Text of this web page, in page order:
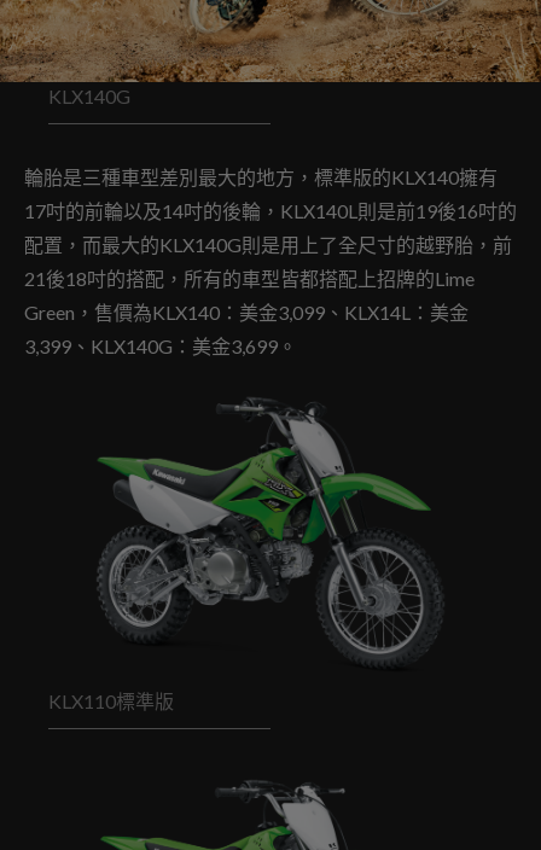
KLX140G
輪胎是三種車型差別最大的地方，標準版的KLX140擁有
17吋的前輪以及14吋的後輪，KLX140L則是前19後16吋的
配置，而最大的KLX140G則是用上了全尺寸的越野胎，前
21後18吋的搭配，所有的車型皆都搭配上招牌的Lime
Green，售價為KLX140：美金3,099、KLX14L：美金
3,399、KLX140G：美金3,699。
KLX110標準版